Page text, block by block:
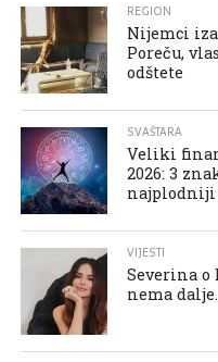
REGION
Nijemci
Poreču,
odštete
SVAŠTARA
Veliki
2026: 3
najplodniji
VIJESTI
Severina o
nema